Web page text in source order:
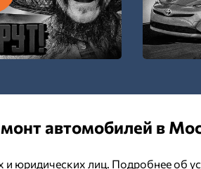
автомобилей в
юридических лиц. Подробнее об